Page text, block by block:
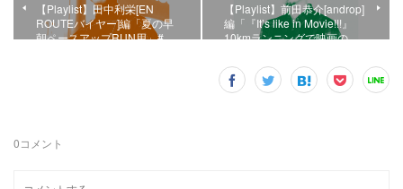
【Playlist】田中利栄[EN
ROUTEバイヤー]編「夏の早
朝ペースアップRUN用」#…
【Playlist】前田恭介[androp]
編「『It’s like in Movie!!!』
10kmランニングで映画の…
0コメント